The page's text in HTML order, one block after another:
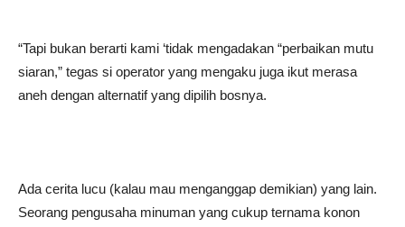
“Tapi bukan berarti kami ‘tidak mengadakan “perbaikan mutu
siaran,” tegas si operator yang mengaku juga ikut merasa
aneh dengan alternatif yang dipilih bosnya.
Ada cerita lucu (kalau mau menganggap demikian) yang lain.
Seorang pengusaha minuman yang cukup ternama konon